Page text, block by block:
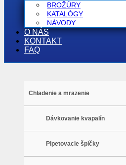
BROŽÚRY
KATALÓGY
NÁVODY
O NÁS
KONTAKT
FAQ
Chladenie a mrazenie
Dávkovanie kvapalín
Pipetovacie špičky